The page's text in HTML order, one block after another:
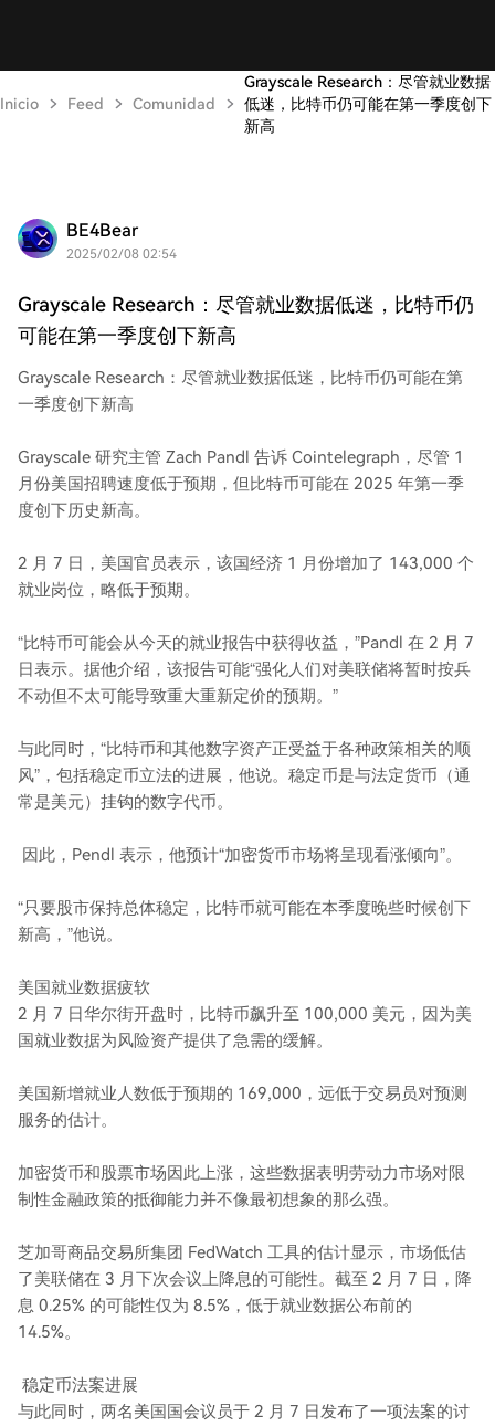
Inicio Feed Comunidad
Grayscale Research：尽管就业数据
低迷，比特币仍可能在第一季度创下
新高
BE4Bear
2025/02/08 02:54
Grayscale Research：尽管就业数据低迷，比特币仍
可能在第一季度创下新高
Grayscale Research：尽管就业数据低迷，比特币仍可能在第
一季度创下新高
Grayscale 研究主管 Zach Pandl 告诉 Cointelegraph，尽管 1
月份美国招聘速度低于预期，但比特币可能在 2025 年第一季
度创下历史新高。
2 月 7 日，美国官员表示，该国经济 1 月份增加了 143,000 个
就业岗位，略低于预期。
“比特币可能会从今天的就业报告中获得收益，”Pandl 在 2 月 7
日表示。据他介绍，该报告可能“强化人们对美联储将暂时按兵
不动但不太可能导致重大重新定价的预期。”
与此同时，“比特币和其他数字资产正受益于各种政策相关的顺
风”，包括稳定币立法的进展，他说。稳定币是与法定货币（通
常是美元）挂钩的数字代币。
因此，Pendl 表示，他预计“加密货币市场将呈现看涨倾向”。
“只要股市保持总体稳定，比特币就可能在本季度晚些时候创下
新高，”他说。
美国就业数据疲软
2 月 7 日华尔街开盘时，比特币飙升至 100,000 美元，因为美
国就业数据为风险资产提供了急需的缓解。
美国新增就业人数低于预期的 169,000，远低于交易员对预测
服务的估计。
加密货币和股票市场因此上涨，这些数据表明劳动力市场对限
制性金融政策的抵御能力并不像最初想象的那么强。
芝加哥商品交易所集团 FedWatch 工具的估计显示，市场低估
了美联储在 3 月下次会议上降息的可能性。截至 2 月 7 日，降
息 0.25% 的可能性仅为 8.5%，低于就业数据公布前的
14.5%。
稳定币法案进展
与此同时，两名美国国会议员于 2 月 7 日发布了一项法案的讨